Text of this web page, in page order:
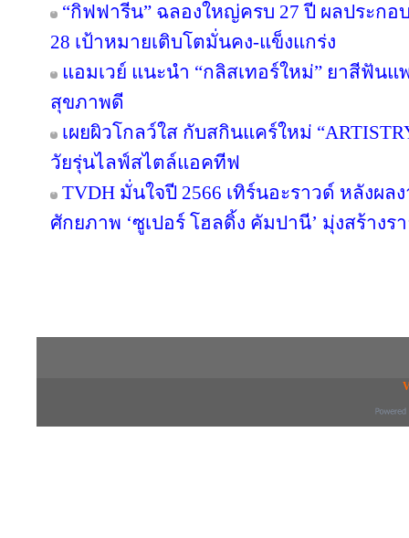
“กิฟฟารีน” ฉลองใหญ่ครบ 27 ปี ผลประก
28 เป้าหมายเติบโตมั่นคง-แข็งแกร่ง
แอมเวย์ แนะนำ “กลิสเทอร์ใหม่” ยาสีฟัน
สุขภาพดี
เผยผิวโกลว์ใส กับสกินแคร์ใหม่
วัยรุ่นไลฟ์สไตล์แอคทีฟ
TVDH มั่นใจปี 2566 เทิร์นอะราวด์ หลังผ
ศักยภาพ ‘ซูเปอร์ โฮลดิ้ง คัมปานี’ มุ่งสร้างร